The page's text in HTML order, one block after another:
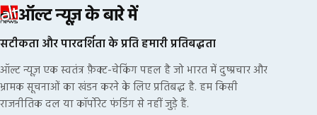
ऑल्ट न्यूज़ के बारे में
सटीकता और पारदर्शिता के प्रति हमारी प्रतिबद्धता
ऑल्ट न्यूज़ एक स्वतंत्र फ़ैक्ट-चेकिंग पहल है जो भारत में दुष्प्रचार और
भ्रामक सूचनाओं का खंडन करने के लिए प्रतिबद्ध है. हम किसी
राजनीतिक दल या कॉर्पोरेट फंडिंग से नहीं जुड़े हैं.